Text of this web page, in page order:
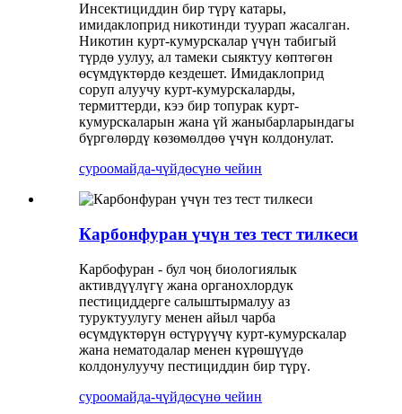
Инсектициддин бир түрү катары,
имидаклоприд никотинди туурап жасалган.
Никотин курт-кумурскалар үчүн табигый
түрдө уулуу, ал тамеки сыяктуу көптөгөн
өсүмдүктөрдө кездешет. Имидаклоприд
соруп алуучу курт-кумурскаларды,
термиттерди, кээ бир топурак курт-
кумурскаларын жана үй жаныбарларындагы
бүргөлөрдү көзөмөлдөө үчүн колдонулат.
суроомайда-чүйдөсүнө чейин
Карбонфуран үчүн тез тест тилкеси
Карбофуран - бул чоң биологиялык
активдүүлүгү жана органохлордук
пестициддерге салыштырмалуу аз
туруктуулугу менен айыл чарба
өсүмдүктөрүн өстүрүүчү курт-кумурскалар
жана нематодалар менен күрөшүүдө
колдонулуучу пестициддин бир түрү.
суроомайда-чүйдөсүнө чейин